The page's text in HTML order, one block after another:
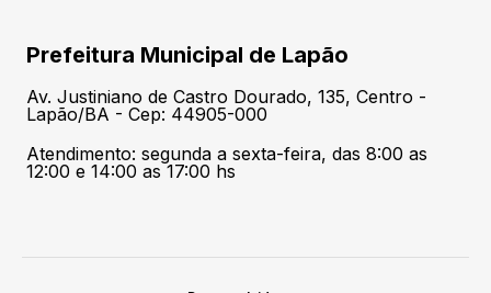
Prefeitura Municipal de Lapão
Av. Justiniano de Castro Dourado, 135, Centro -
Lapão/BA - Cep: 44905-000
Atendimento: segunda a sexta-feira, das 8:00 as
12:00 e 14:00 as 17:00 hs